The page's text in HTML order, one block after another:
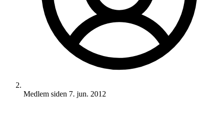
Medlem siden 7. jun. 2012